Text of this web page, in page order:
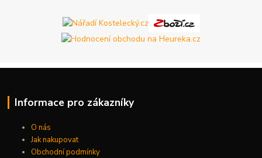
Informace pro zákazníky
O nás
Jak nakupovat
Obchodní podmínky